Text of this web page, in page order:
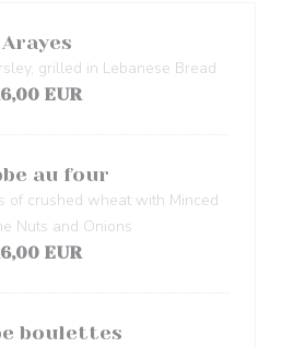
Arayes
grilled in Lebanese Bread
EUR
au four
of crushed wheat with Minced
Nuts and Onions
EUR
boulettes